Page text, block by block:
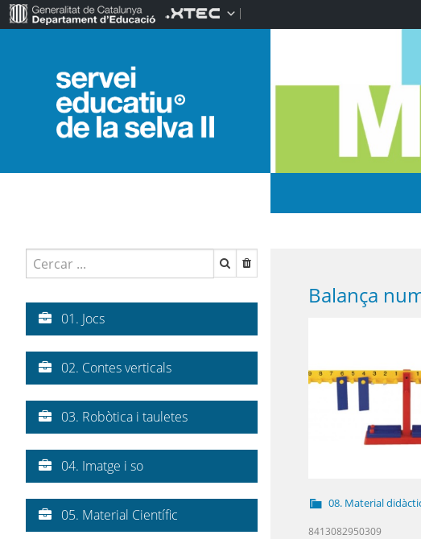
Balança
08. Material
8413082950309
01. Jocs
02. Contes verticals
03. Robòtica i tauletes
04. Imatge i so
05. Material Científic